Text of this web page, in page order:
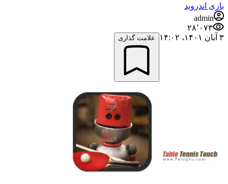
بازی اندروید
admin
۲۸٬۰۷۳
۳ آبان ۱۴۰۱،‏ ۱۴:۰۲
علامت گذاری